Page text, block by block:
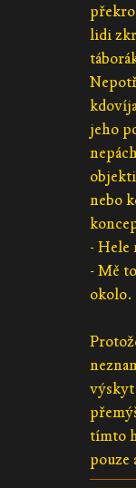
lidi
jeho
nebo
- Hele
- Mě
okolo.
výskyt
tímto
pouze